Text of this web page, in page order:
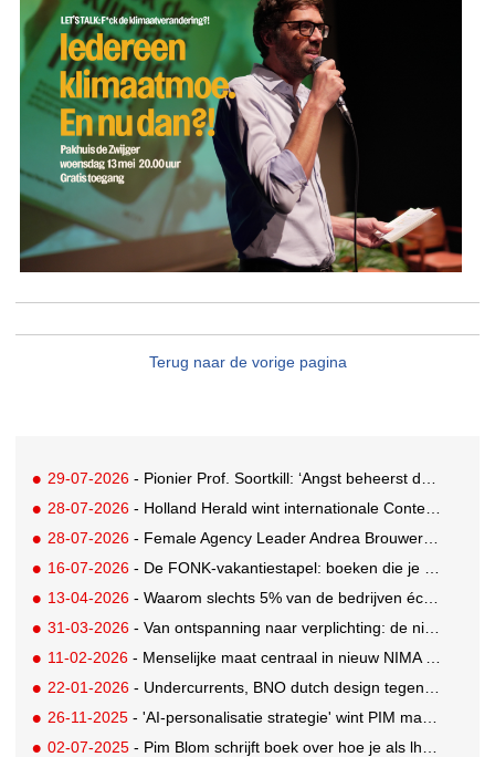
Terug naar de vorige pagina
29-07-2026 - Pionier Prof. Soortkill: ‘Angst beheerst de mens helaas te veel’
28-07-2026 - Holland Herald wint internationale Content Marketing Award
28-07-2026 - Female Agency Leader Andrea Brouwers: Impactmaker met oog voor de toekomst
16-07-2026 - De FONK-vakantiestapel: boeken die je deze zomer niet mag overslaan
13-04-2026 - Waarom slechts 5% van de bedrijven écht uitblinkt
31-03-2026 - Van ontspanning naar verplichting: de nieuwe paradox van rust
11-02-2026 - Menselijke maat centraal in nieuw NIMA Marketingfacts Jaarboek
22-01-2026 - Undercurrents, BNO dutch design tegen de stroming in
26-11-2025 - 'AI-personalisatie strategie' wint PIM marketing literatuurprijs
02-07-2025 - Pim Blom schrijft boek over hoe je als lhbti+'er succesvol bent op de werkvloer